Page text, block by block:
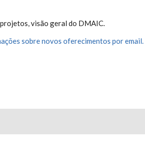
visão geral do DMAIC.
sobre novos oferecimentos por email.